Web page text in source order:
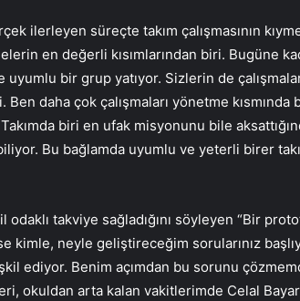
ilerleyen süreçte takım çalışmasının
en değerli kısımlarından biri. Bugüne
uyumlu bir grup yatıyor. Sizlerin de
Ben daha çok çalışmaları yönetme
biri en ufak misyonunu bile
Bu bağlamda uyumlu ve yeterli birer
odaklı takviye sağladığını söyleyen “Bir
kimle, neyle geliştireceğim sorularınız
ediyor. Benim açımdan bu sorunu
okuldan arta kalan vakitlerimde Celal